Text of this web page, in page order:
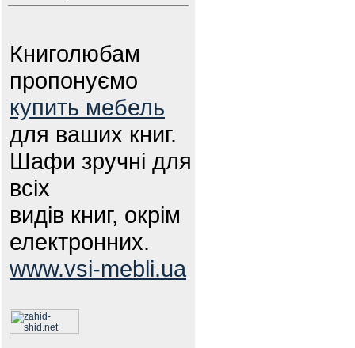
Книголюбам
пропонуємо
купить мебель
для ваших книг.
Шафи зручні для
всіх
видів книг, окрім
електронних.
www.vsi-mebli.ua